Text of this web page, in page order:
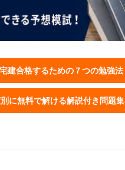
宅建合格するための７つの勉強法
に無料で解ける解説付き問題集